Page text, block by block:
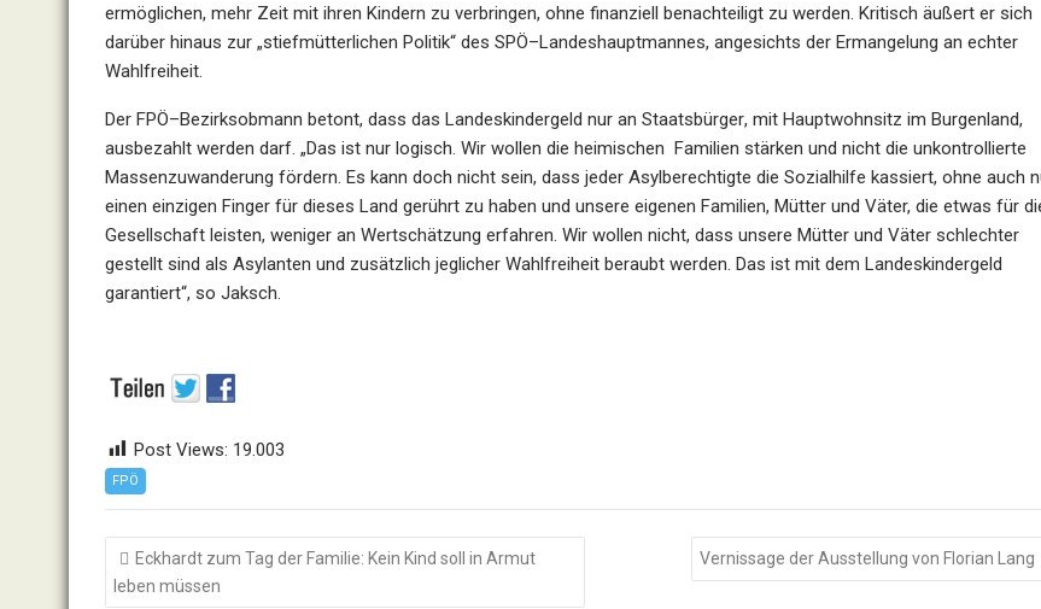
ermöglichen, mehr Zeit mit ihren Kindern zu verbringen, ohne finanziell benachteiligt zu werden. Kritisch äußert er sich
darüber hinaus zur „stiefmütterlichen Politik“ des SPÖ–Landeshauptmannes, angesichts der Ermangelung an echter
Wahlfreiheit.
Der FPÖ–Bezirksobmann betont, dass das Landeskindergeld nur an Staatsbürger, mit Hauptwohnsitz im Burgenland,
ausbezahlt werden darf. „Das ist nur logisch. Wir wollen die heimischen Familien stärken und nicht die unkontrollierte
Massenzuwanderung fördern. Es kann doch nicht sein, dass jeder Asylberechtigte die Sozialhilfe kassiert, ohne auch
einen einzigen Finger für dieses Land gerührt zu haben und unsere eigenen Familien, Mütter und Väter, die etwas für
Gesellschaft leisten, weniger an Wertschätzung erfahren. Wir wollen nicht, dass unsere Mütter und Väter schlechter
gestellt sind als Asylanten und zusätzlich jeglicher Wahlfreiheit beraubt werden. Das ist mit dem Landeskindergeld
garantiert“, so Jaksch.
Post Views: 19.003
FPÖ
Beitragsnavigation
Eckhardt zum Tag der Familie: Kein Kind soll in Armut
leben müssen
Vernissage der Ausstellung von Florian Lang